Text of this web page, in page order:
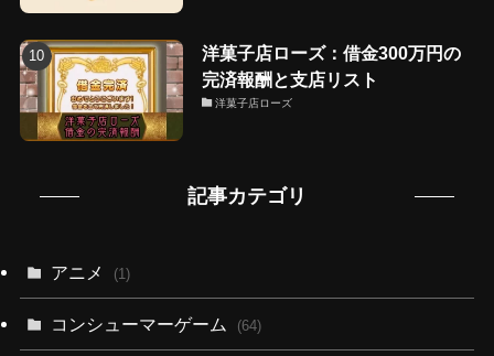
洋菓子店ローズ：借金300万円の
完済報酬と支店リスト
洋菓子店ローズ
記事カテゴリ
アニメ (1)
コンシューマーゲーム (64)